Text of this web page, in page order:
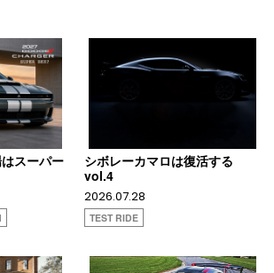
スーパー
シボレーカマロは復活する
vol.4
2026.07.28
TEST RIDE